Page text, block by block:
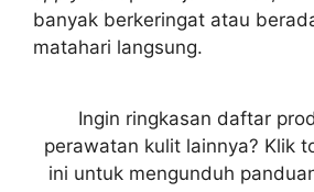
banyak berkeringat atau
matahari langsung.
Ingin ringkasan daftar
perawatan kulit lainnya? Klik
ini untuk mengunduh